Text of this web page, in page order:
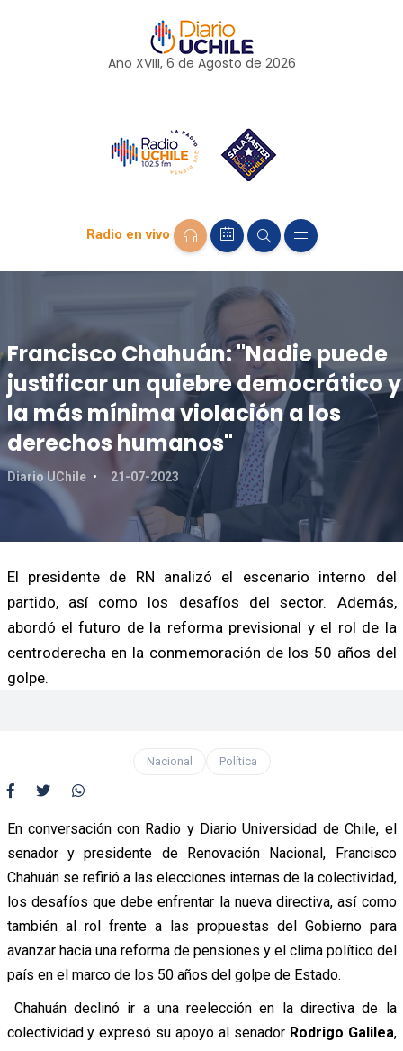
Año XVIII, 6 de Agosto de 2026
Radio en vivo
Francisco Chahuán: "Nadie puede
justificar un quiebre democrático y
la más mínima violación a los
derechos humanos"
Diario UChile 21-07-2023
El presidente de RN analizó el escenario interno del
partido, así como los desafíos del sector. Además,
abordó el futuro de la reforma previsional y el rol de la
centroderecha en la conmemoración de los 50 años del
golpe.
Nacional Política
En conversación con Radio y Diario Universidad de Chile, el
senador y presidente de Renovación Nacional, Francisco
Chahuán se refirió a las elecciones internas de la colectividad,
los desafíos que debe enfrentar la nueva directiva, así como
también al rol frente a las propuestas del Gobierno para
avanzar hacia una reforma de pensiones y el clima político del
país en el marco de los 50 años del golpe de Estado.
Chahuán declinó ir a una reelección en la directiva de la
colectividad y expresó su apoyo al senador Rodrigo Galilea,